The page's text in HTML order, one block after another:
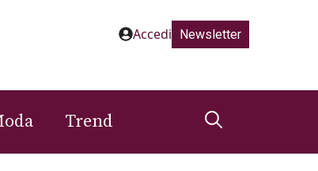
Accedi Newsletter
Trend